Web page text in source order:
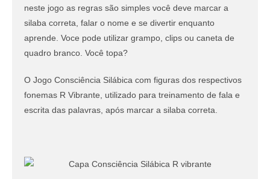
neste jogo as regras são simples você deve marcar a
silaba correta, falar o nome e se divertir enquanto
aprende. Voce pode utilizar grampo, clips ou caneta de
quadro branco. Você topa?
O Jogo Consciência Silábica com figuras dos respectivos
fonemas R Vibrante, utilizado para treinamento de fala e
escrita das palavras, após marcar a silaba correta.